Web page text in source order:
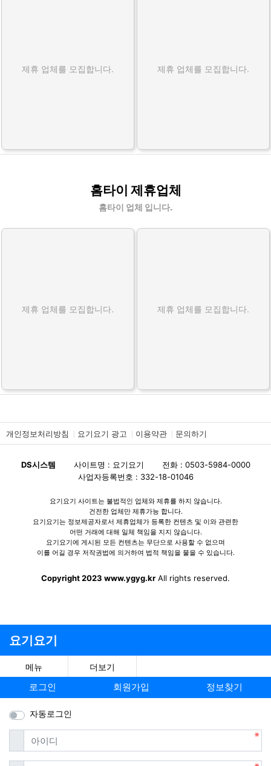
제휴 업체를 모집합니다. 제휴 업체를 모집합니다.
홈타이 제휴업체
홈타이 업체 입니다.
제휴 업체를 모집합니다. 제휴 업체를 모집합니다.
개인정보처리방침 요기요기 광고 이용약관 문의하기
DS시스템 사이트명 : 요기요기
전화 : 0503-5984-0000
사업자등록번호 : 332-18-01046
요기요기 사이트는 불법적인 업체와 제휴를 하지 않습니다.
건전한 업체만 제휴가능 합니다.
요기요기는 정보제공자로서 제휴업체가 등록한 컨텐츠 및 이와 관련한
어떤 거래에 대해 일체 책임을 지지 않습니다.
요기요기에 게시된 모든 컨텐츠는 무단으로 사용할 수 없으며
이를 어길 경우 저작권법에 의거하여 법적 책임을 물을 수 있습니다.
Copyright 2023 www.ygyg.kr All rights reserved.
요기요기
메뉴 더보기
로그인 회원가입 정보찾기
자동로그인
아이디필수